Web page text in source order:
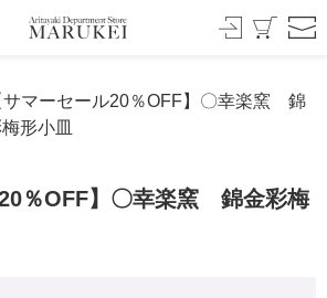
サマーセール20％OFF】〇幸楽窯 錦
形小皿
20％OFF】〇幸楽窯 錦金彩梅